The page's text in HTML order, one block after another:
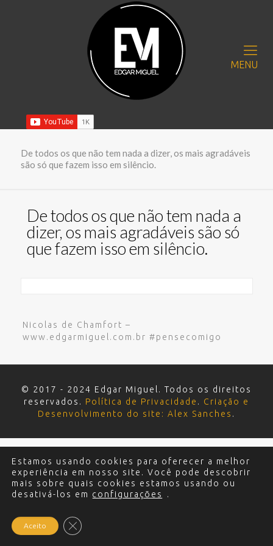
MENU
De todos os que não tem nada a dizer, os mais agradáveis
são só que fazem isso em silêncio.
De todos os que não tem nada a
dizer, os mais agradáveis são só
que fazem isso em silêncio.
Nicolas de Chamfort –
www.edgarmiguel.com.br #pensecomigo
© 2017 - 2024 Edgar Miguel. Todos os direitos
reservados. Política de Privacidade . Criação e
Desenvolvimento do site: Alex Sanches .
Estamos usando cookies para oferecer a melhor
experiência em nosso site. Você pode descobrir
mais sobre quais cookies estamos usando ou
desativá-los em configurações .
Aceito Close GDPR Cookie Banner